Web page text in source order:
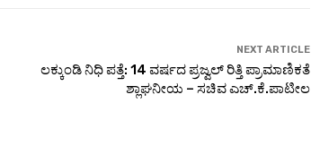
NEXT ARTICLE
ಲಕ್ಕುಂಡಿ ನಿಧಿ ಪತ್ತೆ: 14 ವರ್ಷದ ಪ್ರಜ್ವಲ್ ರಿತ್ತಿ ಪ್ರಾಮಾಣಿಕತೆ
ಶ್ಲಾಘನೀಯ – ಸಚಿವ ಎಚ್.ಕೆ.ಪಾಟೀಲ